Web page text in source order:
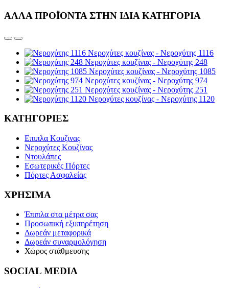
ΑΛΛΑ ΠΡΟΪΟΝΤΑ ΣΤΗΝ ΙΔΙΑ ΚΑΤΗΓΟΡΙΑ
Νεροχύτες κουζίνας - Νεροχύτης 1116
Νεροχύτες κουζίνας - Νεροχύτης 248
Νεροχύτες κουζίνας - Νεροχύτης 1085
Νεροχύτες κουζίνας - Νεροχύτης 974
Νεροχύτες κουζίνας - Νεροχύτης 251
Νεροχύτες κουζίνας - Νεροχύτης 1120
ΚΑΤΗΓΟΡΙΕΣ
Επιπλα Κουζινας
Νεροχύτες Κουζίνας
Ντουλάπες
Εσωτερικές Πόρτες
Πόρτες Ασφαλείας
ΧΡΗΣΙΜΑ
Έπιπλα στα μέτρα σας
Προσωπική εξυπηρέτηση
Δωρεάν μεταφορικά
Δωρεάν συναρμολόγηση
Χώρος στάθμευσης
SOCIAL MEDIA